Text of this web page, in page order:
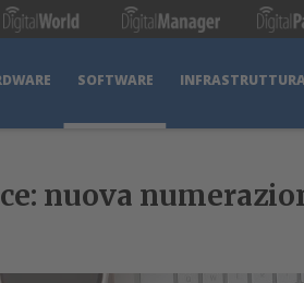
SOFTWARE
nuova